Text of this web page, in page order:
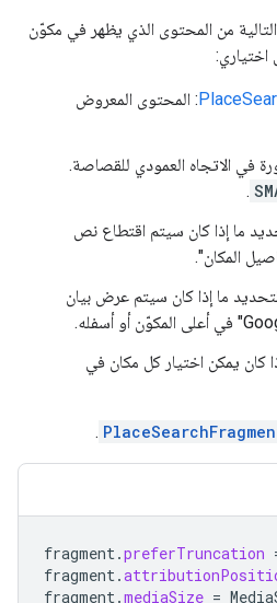
من المحتوى الذي يظهر في مكوّن
: المحتوى المعروض
الاتجاه العمودي للقصاصة.
.
إذا كان سيتم اقتطاع نص
ما إذا كان سيتم عرض بيان
يمكن اختيار كل مكان في
.
fragment.
fragment.
fragment.mediaSize =